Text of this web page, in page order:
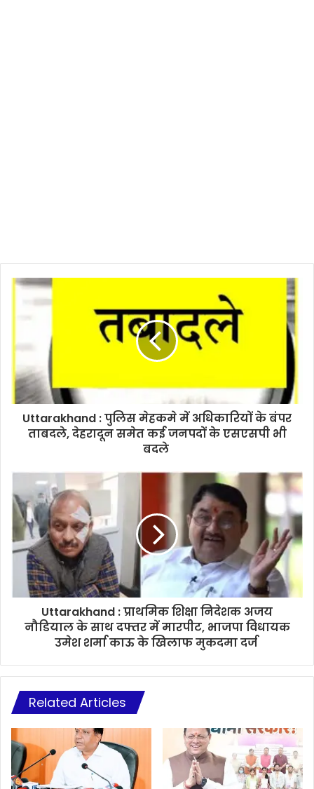
Uttarakhand : पुलिस मेहकमे में अधिकारियों के बंपर
ताबदले, देहरादून समेत कई जनपदों के एसएसपी भी
बदले
Uttarakhand : प्राथमिक शिक्षा निदेशक अजय
नौडियाल के साथ दफ्तर में मारपीट, भाजपा विधायक
उमेश शर्मा काऊ के खिलाफ मुकदमा दर्ज
Related Articles